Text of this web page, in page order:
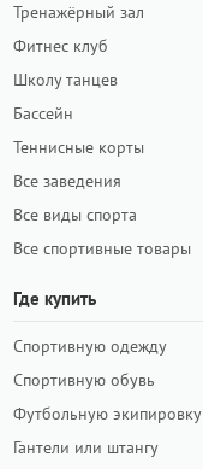
Тренажёрный зал
Фитнес клуб
Школу танцев
Бассейн
Теннисные корты
Все заведения
Все виды спорта
Все спортивные товары
Где купить
Спортивную одежду
Спортивную обувь
Футбольную экипировку
Гантели или штангу